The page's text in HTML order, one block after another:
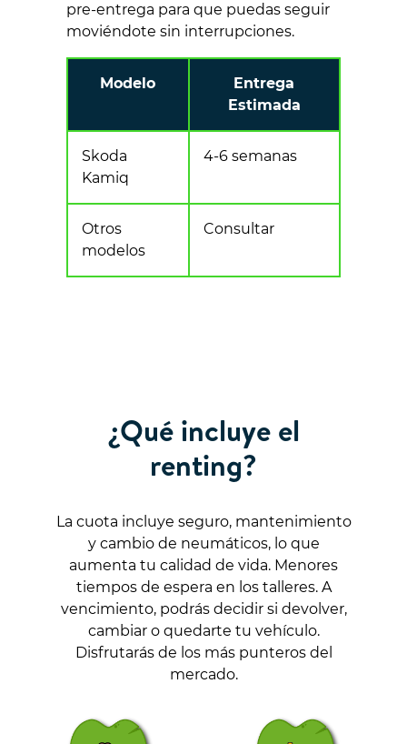
pre-entrega para que puedas seguir
moviéndote sin interrupciones.
Modelo
Entrega
Estimada
Skoda
Kamiq
4-6 semanas
Otros
modelos
Consultar
¿Qué incluye el
renting?
La cuota incluye seguro, mantenimiento
y cambio de neumáticos, lo que
aumenta tu calidad de vida. Menores
tiempos de espera en los talleres. A
vencimiento, podrás decidir si devolver,
cambiar o quedarte tu vehículo.
Disfrutarás de los más punteros del
mercado.